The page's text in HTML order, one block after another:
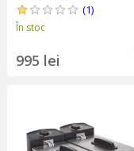
(1)
În stoc
995 lei